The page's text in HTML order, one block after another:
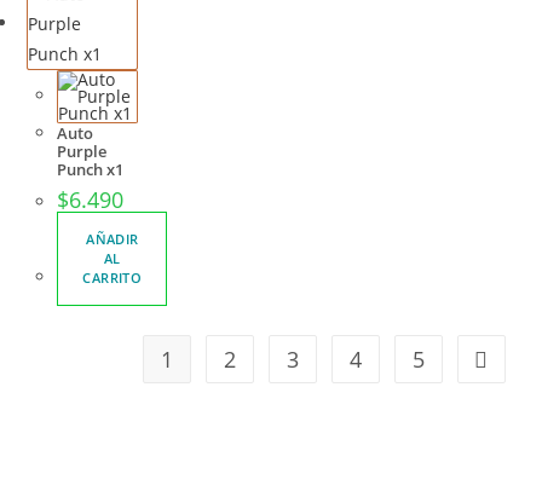
Auto
Purple
Punch x1
$6.490
AÑADIR
AL
CARRITO
1 2 3 4 5